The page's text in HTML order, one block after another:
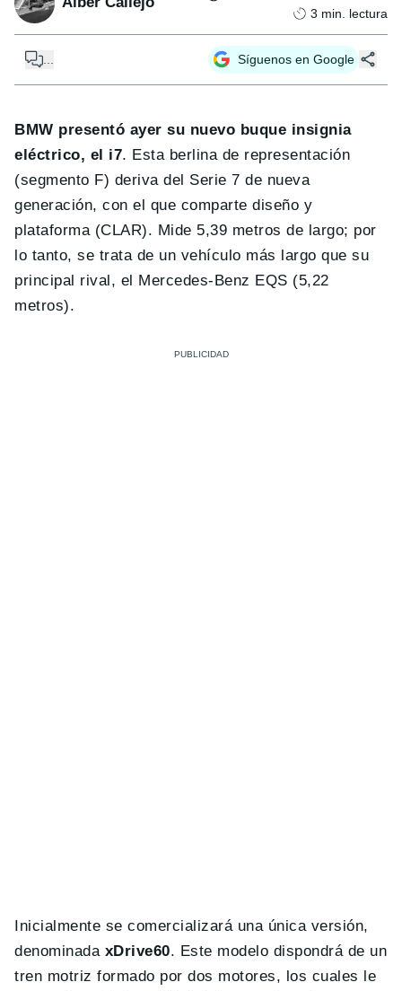
3 min. lectura
Síguenos en Google
BMW presentó ayer su nuevo buque insignia
eléctrico, el i7. Esta berlina de representación
(segmento F) deriva del Serie 7 de nueva
generación, con el que comparte diseño y
plataforma (CLAR). Mide 5,39 metros de largo; por
lo tanto, se trata de un vehículo más largo que su
principal rival, el Mercedes-Benz EQS (5,22
metros).
Inicialmente se comercializará una única versión,
denominada xDrive60. Este modelo dispondrá de un
tren motriz formado por dos motores, los cuales le